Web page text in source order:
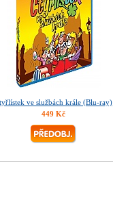
ve službách krále (Blu-ray)
449 Kč